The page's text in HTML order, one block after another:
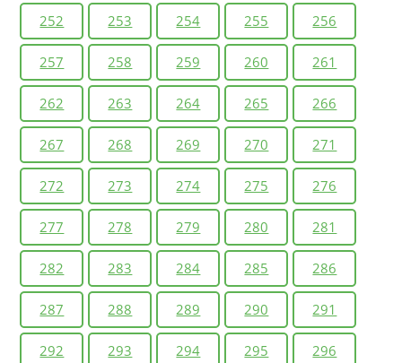
252 253 254 255 256
257 258 259 260 261
262 263 264 265 266
267 268 269 270 271
272 273 274 275 276
277 278 279 280 281
282 283 284 285 286
287 288 289 290 291
292 293 294 295 296